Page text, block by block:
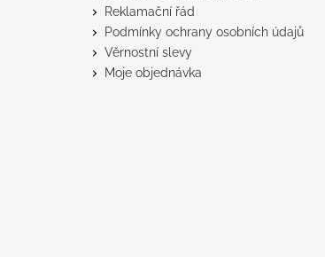
Reklamační řád
Podmínky ochrany osobních údajů
Věrnostní slevy
Moje objednávka